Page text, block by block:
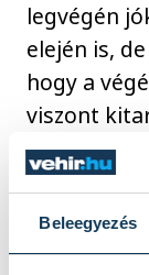
Beleegyezés
legvégén
elején is,
hogy a
viszont
kérdésére
Európa-
képet a
amikor volt